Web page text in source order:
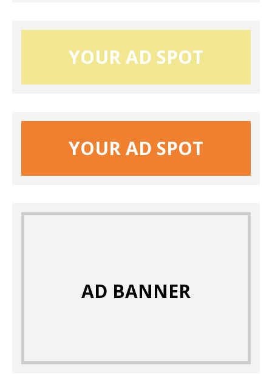
YOUR AD SPOT
YOUR AD SPOT
AD BANNER